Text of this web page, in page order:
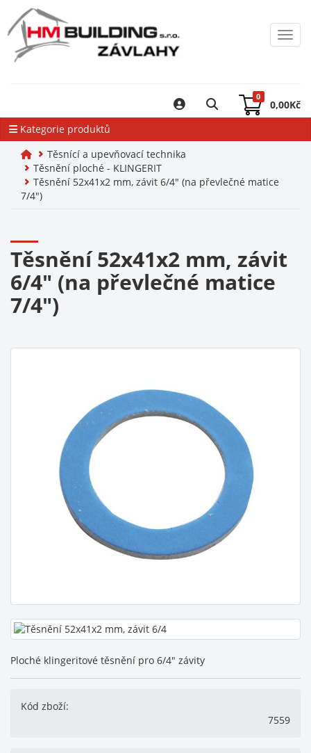
0
0,00Kč
Kategorie produktů
Těsnící a upevňovací technika
Těsnění ploché - KLINGERIT
Těsnění 52x41x2 mm, závit 6/4" (na převlečné matice
7/4")
Těsnění 52x41x2 mm, závit
6/4" (na převlečné matice
7/4")
Ploché klingeritové těsnění pro 6/4" závity
Kód zboží:
7559